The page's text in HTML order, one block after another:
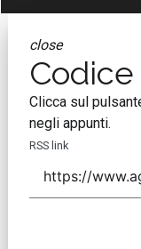
close
Codice
Clicca sul
negli appunti.
RSS link